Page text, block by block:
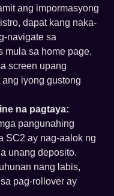
ang impormasyong
dapat kang naka-
navigate sa
mula sa home page.
screen upang
iyong gustong
na pagtaya:
pangunahing
SC2 ay nag-aalok ng
unang deposito.
nang labis,
pag-rollover ay